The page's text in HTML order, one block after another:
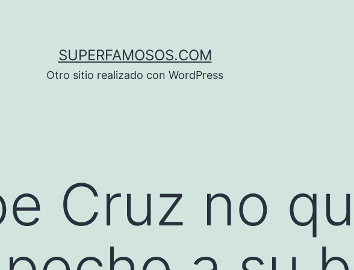
SUPERFAMOSOS.COM
Otro sitio realizado con WordPress
Cruz no